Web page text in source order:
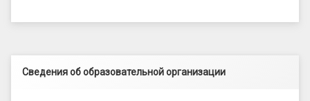
Левый сайдбар
Сведения об образовательной организации